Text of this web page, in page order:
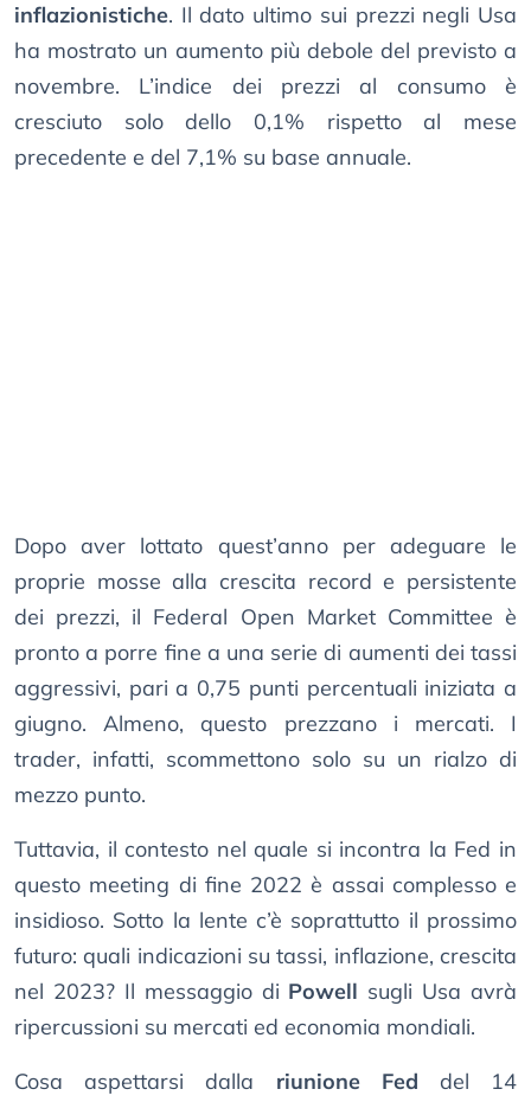
inflazionistiche. Il dato ultimo sui prezzi negli Usa
ha mostrato un aumento più debole del previsto a
novembre. L’indice dei prezzi al consumo è
cresciuto solo dello 0,1% rispetto al mese
precedente e del 7,1% su base annuale.
Dopo aver lottato quest’anno per adeguare le
proprie mosse alla crescita record e persistente
dei prezzi, il Federal Open Market Committee è
pronto a porre fine a una serie di aumenti dei tassi
aggressivi, pari a 0,75 punti percentuali iniziata a
giugno. Almeno, questo prezzano i mercati. I
trader, infatti, scommettono solo su un rialzo di
mezzo punto.
Tuttavia, il contesto nel quale si incontra la Fed in
questo meeting di fine 2022 è assai complesso e
insidioso. Sotto la lente c’è soprattutto il prossimo
futuro: quali indicazioni su tassi, inflazione, crescita
nel 2023? Il messaggio di Powell sugli Usa avrà
ripercussioni su mercati ed economia mondiali.
Cosa aspettarsi dalla riunione Fed del 14